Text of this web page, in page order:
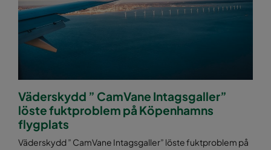
Väderskydd ” CamVane Intagsgaller”
löste fuktproblem på Köpenhamns
flygplats
Väderskydd ” CamVane Intagsgaller” löste fuktproblem på